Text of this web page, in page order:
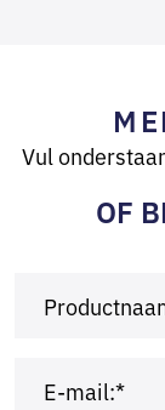
Vul
OF
E-mail:*